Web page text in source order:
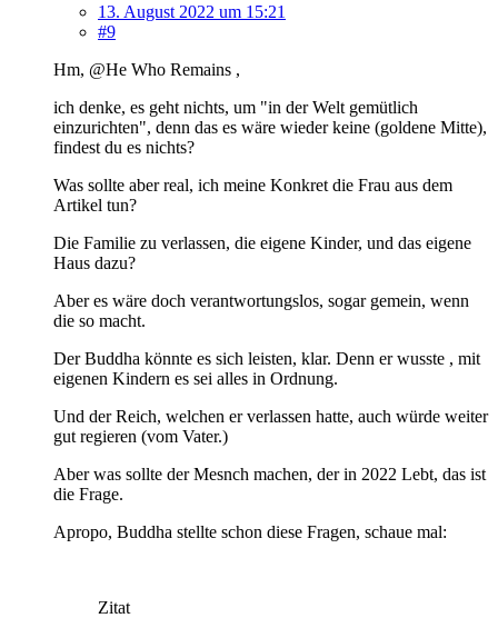
13. August 2022 um 15:21
#9
Hm, @He Who Remains ,
ich denke, es geht nichts, um "in der Welt gemütlich
einzurichten", denn das es wäre wieder keine (goldene Mitte),
findest du es nichts?
Was sollte aber real, ich meine Konkret die Frau aus dem
Artikel tun?
Die Familie zu verlassen, die eigene Kinder, und das eigene
Haus dazu?
Aber es wäre doch verantwortungslos, sogar gemein, wenn
die so macht.
Der Buddha könnte es sich leisten, klar. Denn er wusste , mit
eigenen Kindern es sei alles in Ordnung.
Und der Reich, welchen er verlassen hatte, auch würde weiter
gut regieren (vom Vater.)
Aber was sollte der Mesnch machen, der in 2022 Lebt, das ist
die Frage.
Apropo, Buddha stellte schon diese Fragen, schaue mal:
Zitat